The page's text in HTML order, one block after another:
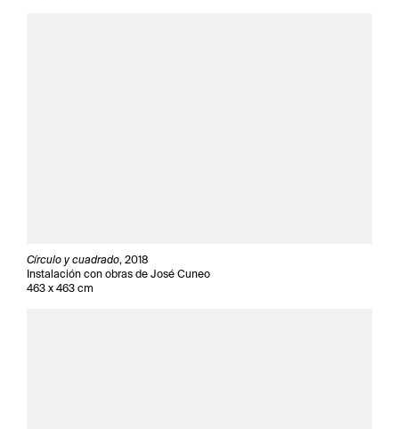
Círculo y cuadrado, 2018
Instalación con obras de José Cuneo
463 x 463 cm